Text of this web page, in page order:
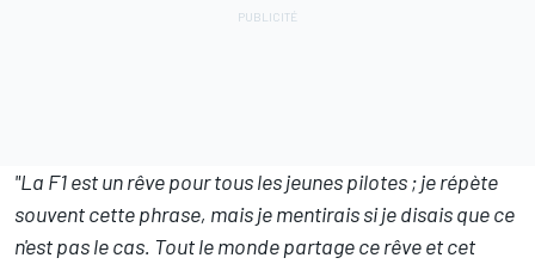
"La F1 est un rêve pour tous les jeunes pilotes ; je répète
souvent cette phrase, mais je mentirais si je disais que ce
n'est pas le cas. Tout le monde partage ce rêve et cet